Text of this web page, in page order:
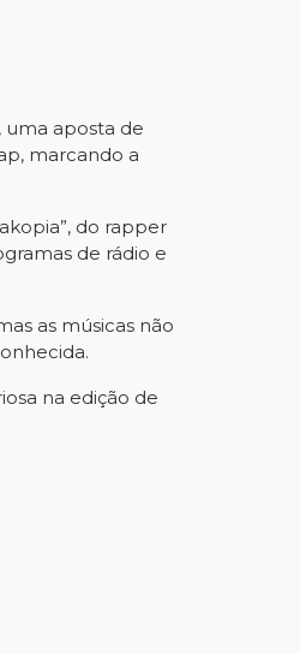
uma aposta de
marcando a
do rapper
de rádio e
as músicas não
na edição de